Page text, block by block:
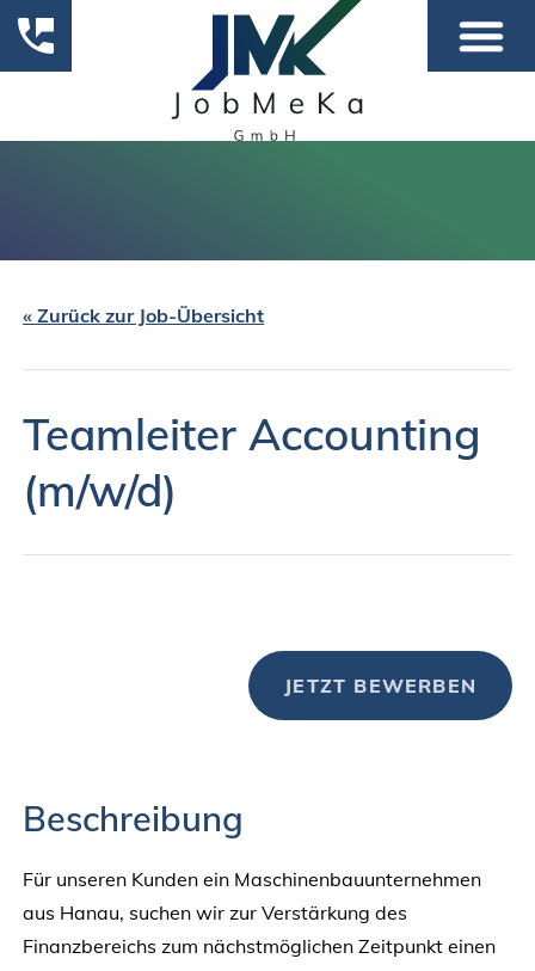
« Zurück zur Job-Übersicht
Teamleiter Accounting
(m/w/d)
JETZT BEWERBEN
Beschreibung
Für unseren Kunden ein Maschinenbauunternehmen
aus Hanau, suchen wir zur Verstärkung des
Finanzbereichs zum nächstmöglichen Zeitpunkt einen